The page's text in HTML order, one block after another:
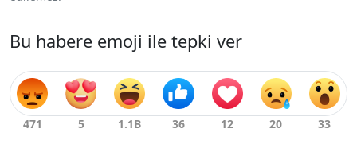
Bu habere emoji ile tepki ver